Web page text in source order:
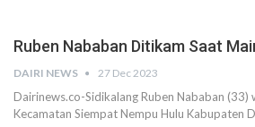
Ruben Nababan Ditikam Saat
DAIRI NEWS 27 Dec 2023
Dairinews.co-Sidikalang Ruben Nababan (33)
Kecamatan Siempat Nempu Hulu Kabupaten